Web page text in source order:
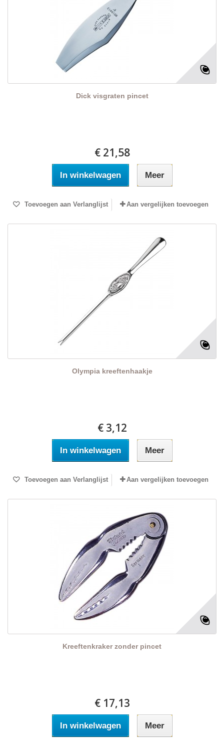
Dick visgraten pincet
€ 21,58
In winkelwagen Meer
Toevoegen aan Verlanglijst Aan vergelijken toevoegen
Olympia kreeftenhaakje
€ 3,12
In winkelwagen Meer
Toevoegen aan Verlanglijst Aan vergelijken toevoegen
Kreeftenkraker zonder pincet
€ 17,13
In winkelwagen Meer